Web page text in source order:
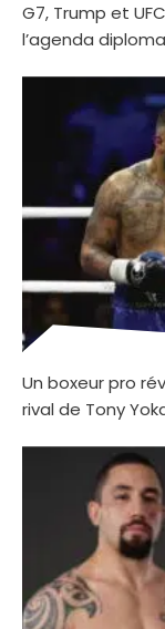
G7, Trump et
l’agenda
Un boxeur pro
rival de Tony